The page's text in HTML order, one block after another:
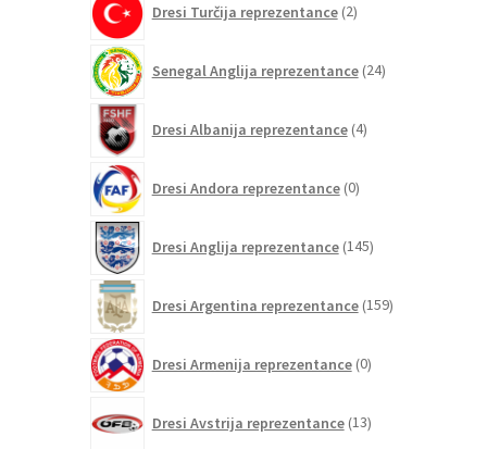
Dresi Turčija reprezentance 2izdelka
Senegal Anglija reprezentance 24izdelkov
Dresi Albanija reprezentance 4izdelki
Dresi Andora reprezentance 0izdelkov
Dresi Anglija reprezentance 145izdelkov
Dresi Argentina reprezentance 159izdelkov
Dresi Armenija reprezentance 0izdelkov
Dresi Avstrija reprezentance 13izdelkov